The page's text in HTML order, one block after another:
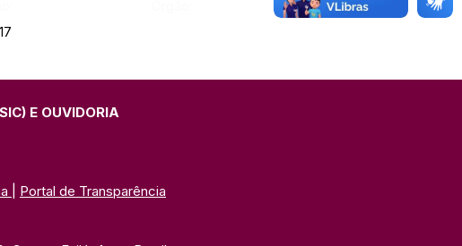
E OUVIDORIA
Portal de Transparência